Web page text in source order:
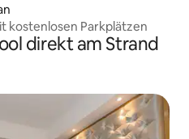
kostenlosen Parkplätzen
direkt am Strand